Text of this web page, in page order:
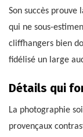
Son succès prouve
qui ne sous-
cliffhangers bien
fidélisé un large
Détails qui
La photographie
provençaux